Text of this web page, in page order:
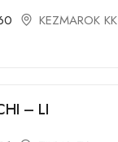
KEZMAROK KK
– LI